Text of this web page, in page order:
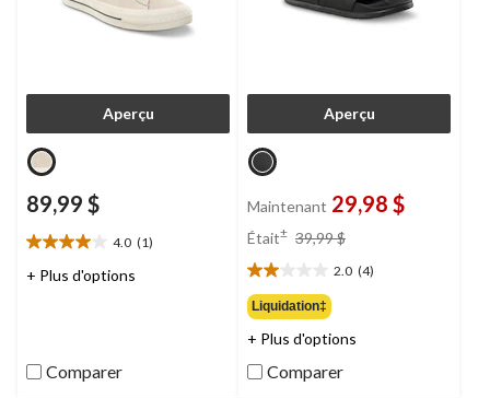
Aperçu
89,99 $
4.0 (1)
4.0
étoile(s)
+ Plus d'options
Comparer
Aperçu
Maintenant 29,98 $
Était± 39,99 $
39,99 $
2.0 (4)
2.0
étoile(s)
sur
5.
4
évaluations
Liquidation‡
+ Plus d'options
Comparer